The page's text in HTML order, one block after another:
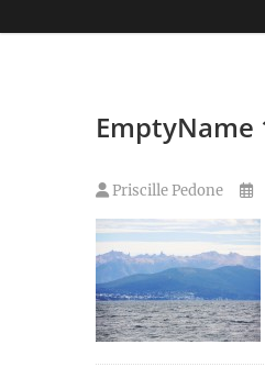
EmptyName
Priscille Pedone